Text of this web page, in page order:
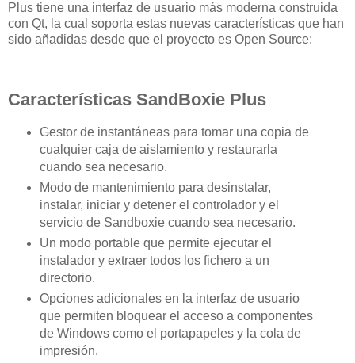
Plus tiene una interfaz de usuario más moderna construida
con Qt, la cual soporta estas nuevas características que han
sido añadidas desde que el proyecto es Open Source:
Características SandBoxie Plus
Gestor de instantáneas para tomar una copia de
cualquier caja de aislamiento y restaurarla
cuando sea necesario.
Modo de mantenimiento para desinstalar,
instalar, iniciar y detener el controlador y el
servicio de Sandboxie cuando sea necesario.
Un modo portable que permite ejecutar el
instalador y extraer todos los fichero a un
directorio.
Opciones adicionales en la interfaz de usuario
que permiten bloquear el acceso a componentes
de Windows como el portapapeles y la cola de
impresión.